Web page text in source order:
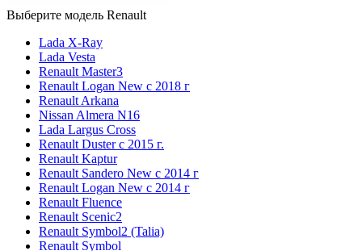
Выберите модель Renault
Lada X-Ray
Lada Vesta
Renault Master3
Renault Logan New с 2018 г
Renault Arkana
Nissan Almera N16
Lada Largus Cross
Renault Duster с 2015 г.
Renault Kaptur
Renault Sandero New с 2014 г
Renault Logan New с 2014 г
Renault Fluence
Renault Scenic2
Renault Symbol2 (Talia)
Renault Symbol